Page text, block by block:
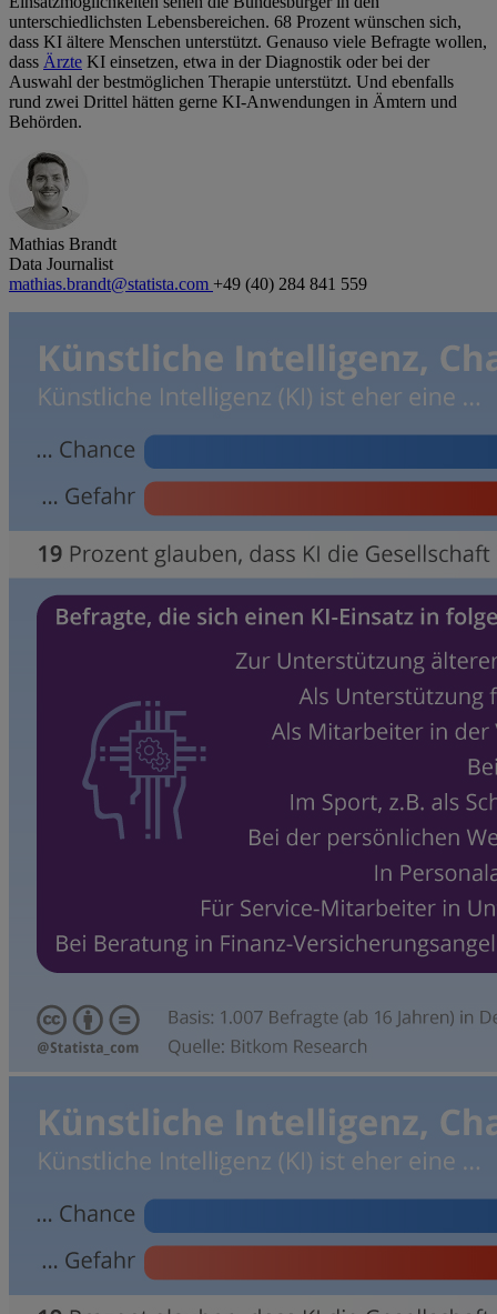
unterschiedlichsten Lebensbereichen. 68 Prozent wünschen sich,
dass KI ältere Menschen unterstützt. Genauso viele Befragte wollen,
dass Ärzte KI einsetzen, etwa in der Diagnostik oder bei der
Auswahl der bestmöglichen Therapie unterstützt. Und ebenfalls
rund zwei Drittel hätten gerne KI-Anwendungen in Ämtern und
Behörden.
Mathias Brandt
Data Journalist
mathias.brandt@statista.com +49 (40) 284 841 559